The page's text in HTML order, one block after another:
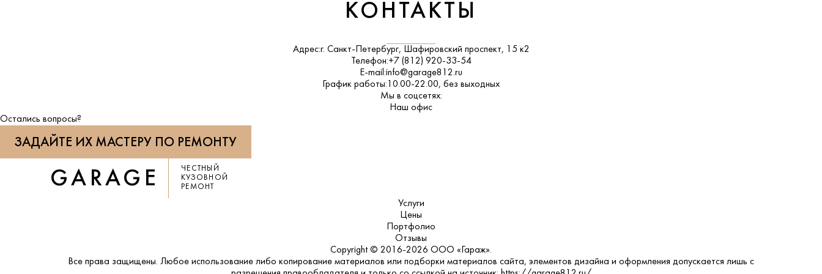
КОНТАКТЫ
Адрес:г. Санкт-Петербург, Шафировский проспект, 15 к2
Телефон:+7 (812) 920-33-54
E-mail:info@garage812.ru
График работы: 10.00-22.00, без выходных
Мы в соцсетях:
ВКонтакте
Наш офис
Остались вопросы?
ЗАДАЙТЕ ИХ МАСТЕРУ ПО РЕМОНТУ
GARAGE
ЧЕСТНЫЙ
КУЗОВНОЙ
РЕМОНТ
Услуги
Цены
Портфолио
Отзывы
Copyright © 2016-2026 ООО «Гараж».
Все права защищены. Любое использование либо копирование материалов или подборки материалов сайта, элементов дизайна и оформления допускается лишь с